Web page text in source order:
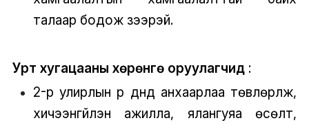
талаар бодож үзээрэй.
Урт хугацааны хөрөнгө оруулагчид:
2-р улирлын үр дүнд анхаарлаа төвлөрүүлж,
хичээнгүйлэн ажилла, ялангуяа өсөлт,